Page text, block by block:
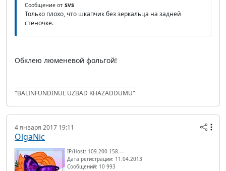
Сообщение от svs
Только плохо, что шкапчик без зеркальца на задней
стеночке.
Обклею люменевой фольгой!
"BALINFUNDINUL UZBAD KHAZADDUMU"
4 января 2017 19:11
OlgaNic
IP/Host: 109.200.158.---
Дата регистрации: 11.04.2013
Сообщений: 10 993